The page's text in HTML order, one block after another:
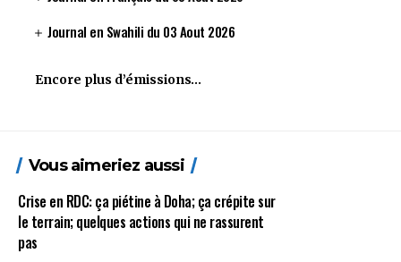
Journal en Swahili du 03 Aout 2026
Encore plus d’émissions…
Vous aimeriez aussi
Crise en RDC: ça piétine à Doha; ça crépite sur
le terrain; quelques actions qui ne rassurent
pas